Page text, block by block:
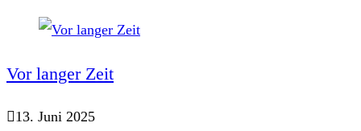
Vor langer Zeit
13. Juni 2025